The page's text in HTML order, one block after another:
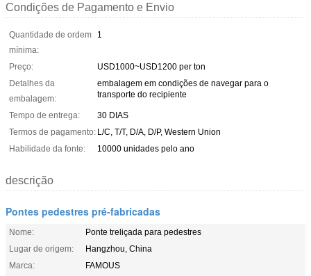
Condições de Pagamento e Envio
Quantidade de ordem
mínima:
1
Preço:
USD1000~USD1200 per ton
Detalhes da
embalagem:
embalagem em condições de navegar para o
transporte do recipiente
Tempo de entrega:
30 DIAS
Termos de pagamento: L/C, T/T, D/A, D/P, Western Union
Habilidade da fonte:
10000 unidades pelo ano
descrição
Pontes pedestres pré-fabricadas
Nome:
Ponte treliçada para pedestres
Lugar de origem:
Hangzhou, China
Marca:
FAMOUS